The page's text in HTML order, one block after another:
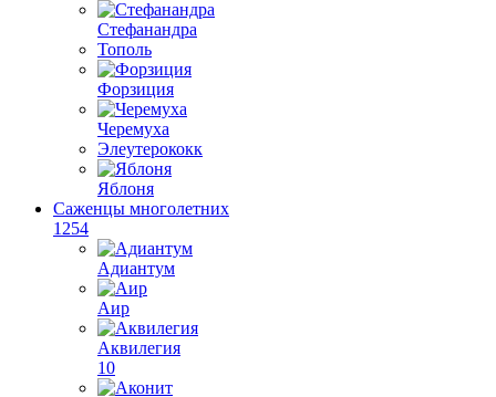
Стефанандра
Тополь
Форзиция
Черемуха
Элеутерококк
Яблоня
Саженцы многолетних
1254
Адиантум
Аир
Аквилегия
10